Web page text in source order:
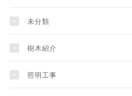
未分類
樹木紹介
照明工事